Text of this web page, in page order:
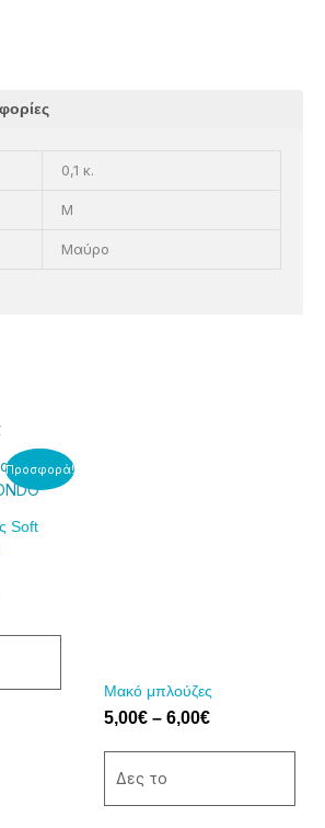
Προσφορά!
Soft
Μακό μπλούζες
5,00€ – 6,00€
Δες το
να
επιλεγούν
στη
σελίδα
του
προϊόντος
0,1 κ.
M
Μαύρο